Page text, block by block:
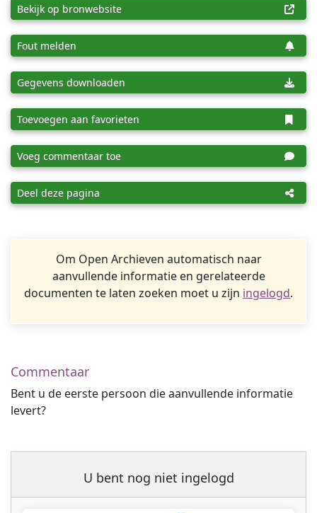
Bekijk op bronwebsite
Fout melden
Gegevens downloaden
Toevoegen aan favorieten
Voeg commentaar toe
Deel deze pagina
Om Open Archieven automatisch naar
aanvullende informatie en gerelateerde
documenten te laten zoeken moet u zijn ingelogd.
Commentaar
Bent u de eerste persoon die aanvullende informatie
levert?
U bent nog niet ingelogd